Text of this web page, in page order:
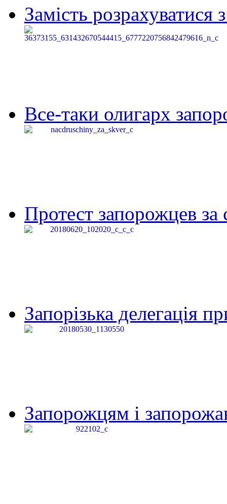
Замість
Все-таки олигарх
Протест запорожцев за
Запорізька делегація
Запорожцям і